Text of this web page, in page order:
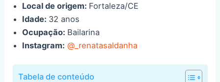
Local de origem: Fortaleza/CE
Idade: 32 anos
Ocupação: Bailarina
Instagram: @_renatasaldanha
Tabela de conteúdo